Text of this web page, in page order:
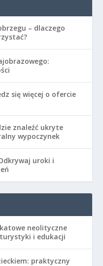
– dlaczego
się więcej o ofercie
znaleźć ukryte
wypoczynek
uroki i
neolityczne
i edukacji
praktyczny